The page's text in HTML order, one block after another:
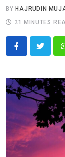
BY HAJRUDIN
21 MINUTES